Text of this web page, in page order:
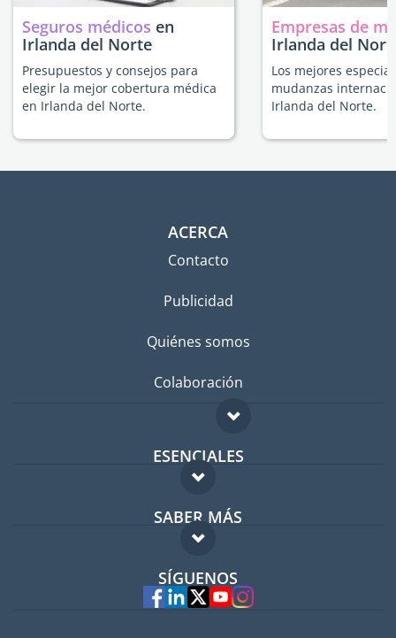
Seguros médicos en
Irlanda del Norte
Presupuestos y consejos para
elegir la mejor cobertura médica
en Irlanda del Norte.
Empresas de
Irlanda del
Los mejores
mudanzas
Irlanda del Norte.
ACERCA
Contacto
Publicidad
Quiénes somos
Colaboración
ESENCIALES
Foro para expatriados
Guía para expatriados
Trabajos en el extranjero
SABER MÁS
FAQ
Expertos
SÍGUENOS